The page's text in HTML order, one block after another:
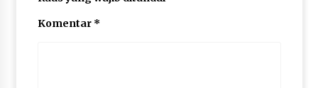
Komentar *